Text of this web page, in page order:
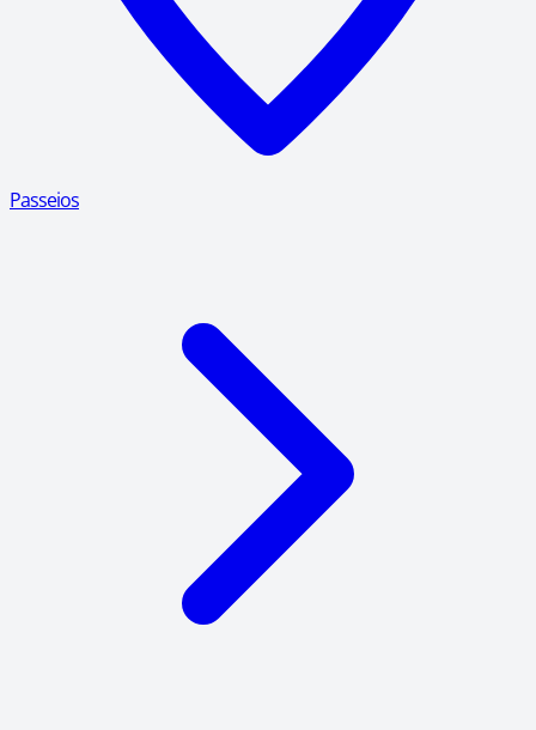
Passeios